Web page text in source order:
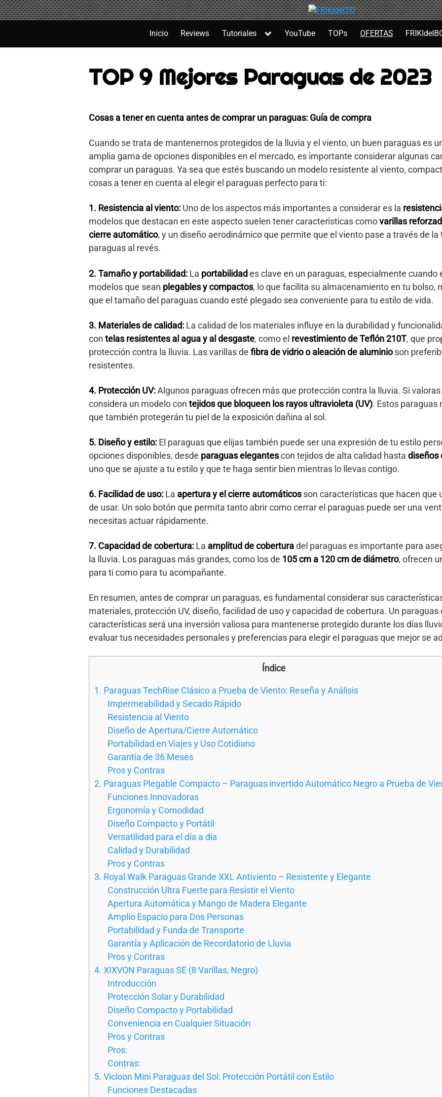
Saltar
al
Inicio Reviews Tutoriales YouTube TOPs OFERTAS
TOP 9 Mejores Paraguas de 2023
Cosas a tener en cuenta antes de comprar un paraguas: Guía de compra
Cuando se trata de mantenernos protegidos de la lluvia y el viento, un buen paraguas es
amplia gama de opciones disponibles en el mercado, es importante considerar algunas
comprar un paraguas. Ya sea que estés buscando un modelo resistente al viento,
cosas a tener en cuenta al elegir el paraguas perfecto para ti:
1. Resistencia al viento: Uno de los aspectos más importantes a considerar es la
modelos que destacan en este aspecto suelen tener características comovarillas
cierre automático, y un diseño aerodinámico que permite que el viento pase a través de
paraguas al revés.
2. Tamaño y portabilidad: La portabilidades clave en un paraguas, especialmente
modelos que sean plegables y compactos, lo que facilita su almacenamiento en tu bolso,
que el tamaño del paraguas cuando esté plegado sea conveniente para tu estilo de vida.
3. Materiales de calidad: La calidad de los materiales influye en la durabilidad y
con telas resistentes al agua y al desgaste, como el revestimiento de Teflón 210T, que
protección contra la lluvia. Las varillas de fibra de vidrio o aleación de aluminioson
resistentes.
4. Protección UV:Algunos paraguas ofrecen más que protección contra la lluvia. Si
considera un modelo con tejidos que bloqueen los rayos ultravioleta (UV). Estos paraguas
que también protegerán tu piel de la exposición dañina al sol.
5. Diseño y estilo: El paraguas que elijas también puede ser una expresión de tu estilo
opciones disponibles, desde paraguas elegantescon tejidos de alta calidad hasta diseños
uno que se ajuste a tu estilo y que te haga sentir bien mientras lo llevas contigo.
6. Facilidad de uso: La apertura y el cierre automáticosson características que hacen que
de usar. Un solo botón que permita tanto abrir como cerrar el paraguas puede ser una
necesitas actuar rápidamente.
7. Capacidad de cobertura: La amplitud de coberturadel paraguas es importante para
la lluvia. Los paraguas más grandes, como los de 105 cm a 120 cm de diámetro, ofrecen
para ti como para tu acompañante.
En resumen, antes de comprar un paraguas, es fundamental considerar sus
materiales, protección UV, diseño, facilidad de uso y capacidad de cobertura. Un
características será una inversión valiosa para mantenerse protegido durante los días
evaluar tus necesidades personales y preferencias para elegir el paraguas que mejor se
Índice
1. Paraguas TechRise Clásico a Prueba de Viento: Reseña y Análisis
Impermeabilidad y Secado Rápido
Resistencia al Viento
Diseño de Apertura/Cierre Automático
Portabilidad en Viajes y Uso Cotidiano
Garantía de 36 Meses
Pros y Contras
2. Paraguas Plegable Compacto – Paraguas invertido Automático Negro a Prueba de
Funciones Innovadoras
Ergonomía y Comodidad
Diseño Compacto y Portátil
Versatilidad para el día a día
Calidad y Durabilidad
Pros y Contras
3. Royal Walk Paraguas Grande XXL Antiviento – Resistente y Elegante
Construcción Ultra Fuerte para Resistir el Viento
Apertura Automática y Mango de Madera Elegante
Amplio Espacio para Dos Personas
Portabilidad y Funda de Transporte
Garantía y Aplicación de Recordatorio de Lluvia
Pros y Contras
4. XIXVON Paraguas SE (8 Varillas, Negro)
Introducción
Protección Solar y Durabilidad
Diseño Compacto y Portabilidad
Conveniencia en Cualquier Situación
Pros y Contras
Pros:
Contras:
5. Vicloon Mini Paraguas del Sol: Protección Portátil con Estilo
Funciones Destacadas